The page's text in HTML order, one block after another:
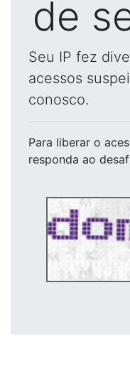
de
Seu IP fez
acessos
conosco.
Para liberar o
responda ao